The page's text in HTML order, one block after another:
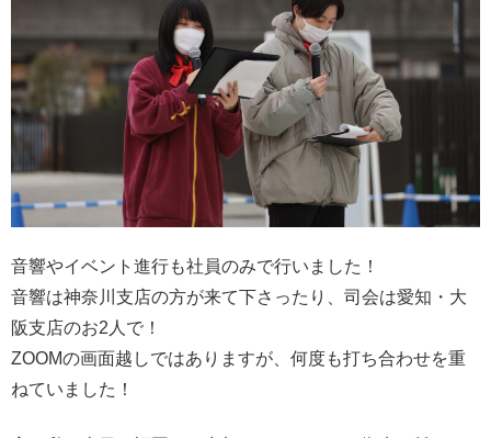
音響やイベント進行も社員のみで行いました！
音響は神奈川支店の方が来て下さったり、司会は愛知・大
阪支店のお2人で！
ZOOMの画面越しではありますが、何度も打ち合わせを重
ねていました！